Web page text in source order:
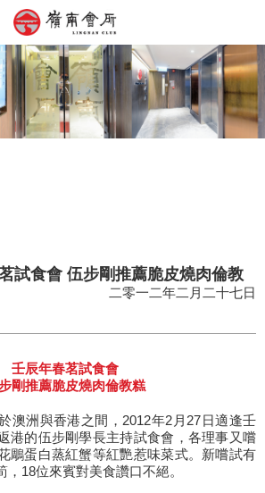
試食會 伍步剛推薦脆皮燒肉倫教
二零一二年二月二十七日
壬辰年春茗試食會
剛推薦脆皮燒肉倫教糕
澳洲與香港之間，2012年2月27日適逢壬
港的伍步剛學長主持試食會，各理事又嚐
鵰蛋白蒸紅蟹等紅艷惹味菜式。新嚐試有
18位來賓對美食讚口不絕。